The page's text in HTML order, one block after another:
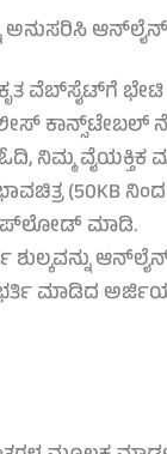
ಅನುಸರಿಸಿ
ವೆಬ್‌ಸೈಟ್‌ಗೆ
ಕಾನ್ಸ್‌ಟೇಬಲ್
ವೈಯಕ್ತಿಕ
(50KB ನಿಂದ
ಅಪ್‌ಲೋಡ್ ಮಾಡಿ.
ಶುಲ್ಕವನ್ನು
ಭರ್ತಿ ಮಾಡಿದ